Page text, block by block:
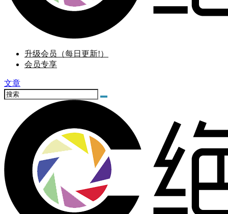
升级会员（每日更新!）
会员专享
文章